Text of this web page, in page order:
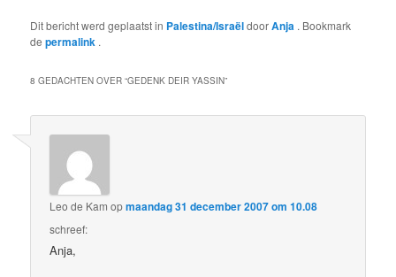
Dit bericht werd geplaatst in Palestina/IsraëldoorAnja . Bookmark
depermalink .
8 GEDACHTEN OVER “GEDENK DEIR YASSIN”
Leo de Kam opmaandag 31 december 2007 om 10.08
schreef:
Anja,